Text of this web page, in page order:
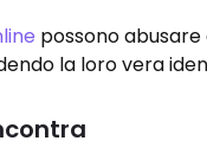
possono abusare
la loro vera